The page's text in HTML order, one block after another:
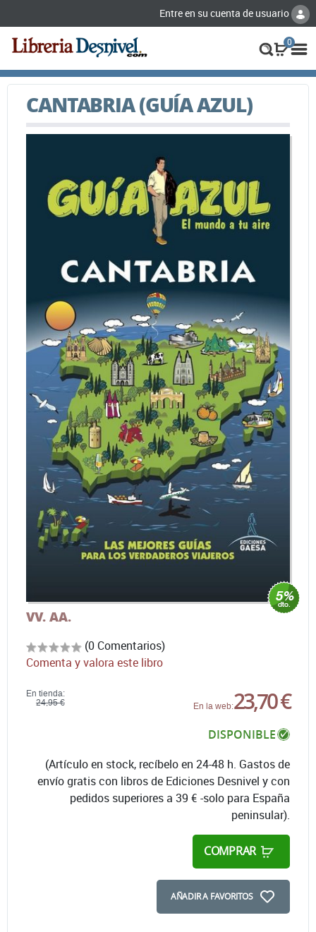
Entre en su cuenta de usuario
0
CANTABRIA (GUÍA AZUL)
VV. AA.
(0 Comentarios)
Comenta y valora este libro
En tienda:
24,95 €
En la web:23,70 €
DISPONIBLE
(Artículo en stock, recíbelo en 24-48 h. Gastos de
envío gratis con libros de Ediciones Desnivel y con
pedidos superiores a 39 € -solo para España
peninsular).
COMPRAR
AÑADIR A FAVORITOS